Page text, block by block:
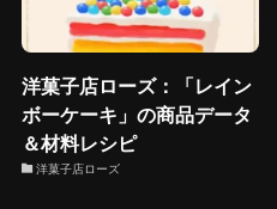
洋菓子店ローズ：「レイン
ボーケーキ」の商品データ
＆材料レシピ
洋菓子店ローズ